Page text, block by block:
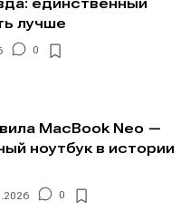
лучше
0
MacBook Neo —
ноутбук в истории
0